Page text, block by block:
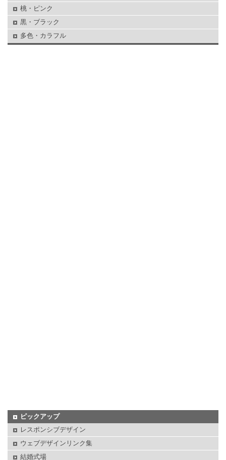
桃・ピンク
黒・ブラック
多色・カラフル
ピックアップ
レスポンシブデザイン
ウェブデザインリンク集
結婚式場